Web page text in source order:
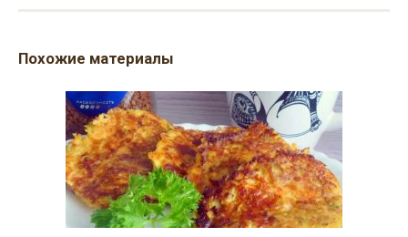
Похожие материалы